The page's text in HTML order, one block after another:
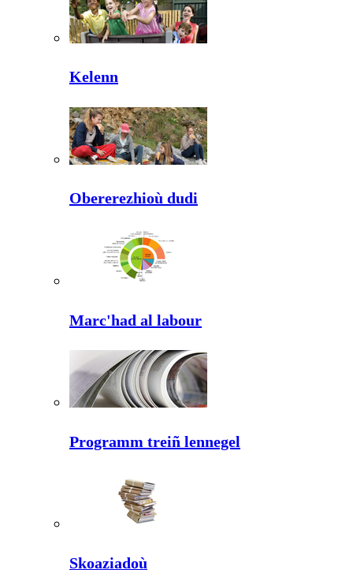
Kelenn
Obererezhioù dudi
Marc'had al labour
Programm treiñ lennegel
Skoaziadoù